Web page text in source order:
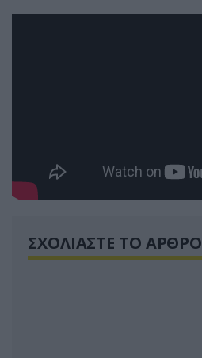
ΣΧΟΛΙΑΣΤΕ ΤΟ ΑΡΘΡΟ